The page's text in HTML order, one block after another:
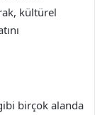
kültürel
birçok alanda